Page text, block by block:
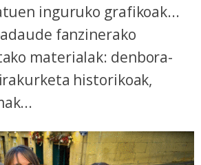
inguruko grafikoak...
fanzinerako
materialak: denbora-
historikoak,